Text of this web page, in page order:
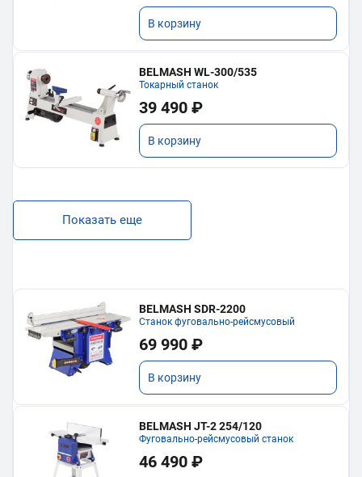
В корзину
BELMASH WL-300/535
Токарный станок
39 490 ₽
В корзину
Показать еще
BELMASH SDR-2200
Станок фуговально-рейсмусовый
69 990 ₽
В корзину
BELMASH JT-2 254/120
Фуговально-рейсмусовый станок
46 490 ₽